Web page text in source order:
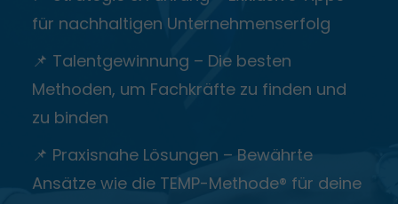
für nachhaltigen Unternehmenserfolg
📌 Talentgewinnung – Die besten
Methoden, um Fachkräfte zu finden und
zu binden
📌 Praxisnahe Lösungen – Bewährte
Ansätze wie die TEMP-Methode® für deine